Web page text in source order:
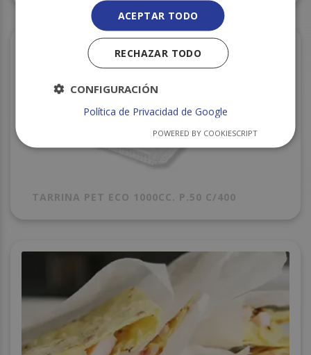
TARRINA PET ECO 1000CC. P.50 C/400
ACEPTAR TODO
RECHAZAR TODO
CONFIGURACIÓN
Política de Privacidad de Google
POWERED BY COOKIESCRIPT